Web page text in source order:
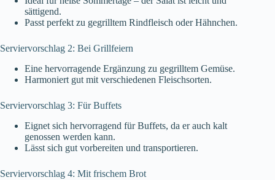
sättigend.
Passt perfekt zu gegrilltem Rindfleisch oder Hähnchen.
Serviervorschlag 2: Bei Grillfeiern
Eine hervorragende Ergänzung zu gegrilltem Gemüse.
Harmoniert gut mit verschiedenen Fleischsorten.
Serviervorschlag 3: Für Buffets
Eignet sich hervorragend für Buffets, da er auch kalt
genossen werden kann.
Lässt sich gut vorbereiten und transportieren.
Serviervorschlag 4: Mit frischem Brot